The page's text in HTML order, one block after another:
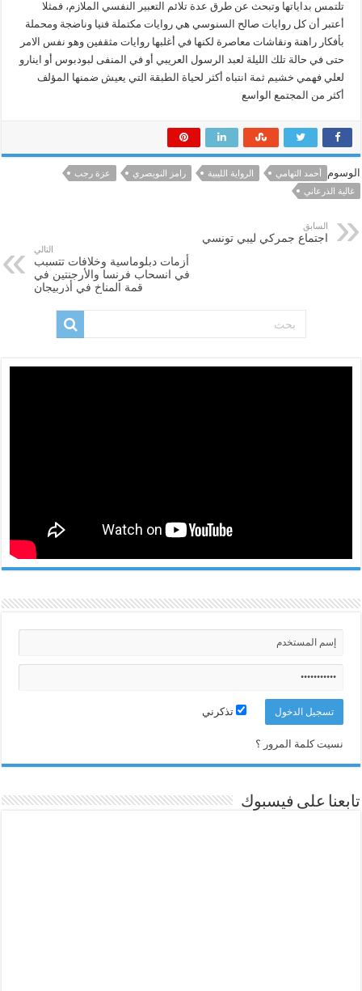
تلتمس بداياتها وتبحث عن طرق عدة تلائم التعبير النفسي الملازم، فمثلا
أعتبر أن كل روايات صالح السنوسي هي روايات مكتملة فنيا وناضجة ومحملة
بأفكار راهنة ونقاشات معاصرة لكنها في أغلبها روايات مثقفين وهو نفس الامر
حتى في حالة تلك الليلة لعبد الرسول العريبي أو في المنفى لبودبوس أو اينارو
لعلي فهمي خشيم ثمة انتباه أكثر لحياة الطبقة التي يعيش ضمنها المؤلف
أكثر من المجتمع الواسع
الوسوم أحمد التهامي الرواية الليبية رامز النويصري
عزة رجب
غالية الذرعاني
السابق
اجتماع جمركي ليبي تونسي
التالي
أزمات دبلوماسية وخلافات تتسبب
في انسحاب فرنسا والأرجنتين في
قمة المناخ في أذربيجان
تذكرني
نسيت كلمة المرور ؟
تابعنا على فيسبوك